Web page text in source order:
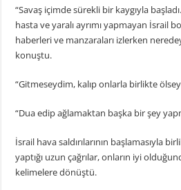
“Savaş içimde sürekli bir kaygıyla
hasta ve yaralı ayrımı yapmayan İsrail
haberleri ve manzaraları izlerken
konuştu.
“Gitmeseydim, kalıp onlarla birlikte
“Dua edip ağlamaktan başka bir şey
İsrail hava saldırılarının başlamasıyla
yaptığı uzun çağrılar, onların iyi
kelimelere dönüştü.